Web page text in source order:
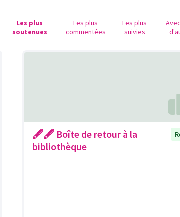
Les plus
soutenues
Les plus
commentées
Les plus
suivies
🖋🖋 Boîte de retour à la
bibliothèque